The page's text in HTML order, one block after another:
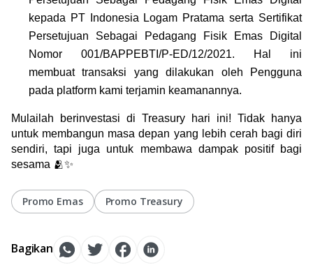
kepada PT Indonesia Logam Pratama serta Sertifikat
Persetujuan Sebagai Pedagang Fisik Emas Digital
Nomor 001/BAPPEBTI/P-ED/12/2021. Hal ini
membuat transaksi yang dilakukan oleh Pengguna
pada platform kami terjamin keamanannya.
Mulailah berinvestasi di Treasury hari ini! Tidak hanya
untuk membangun masa depan yang lebih cerah bagi diri
sendiri, tapi juga untuk membawa dampak positif bagi
sesama 🫂✨
Promo Emas Promo Treasury
Bagikan